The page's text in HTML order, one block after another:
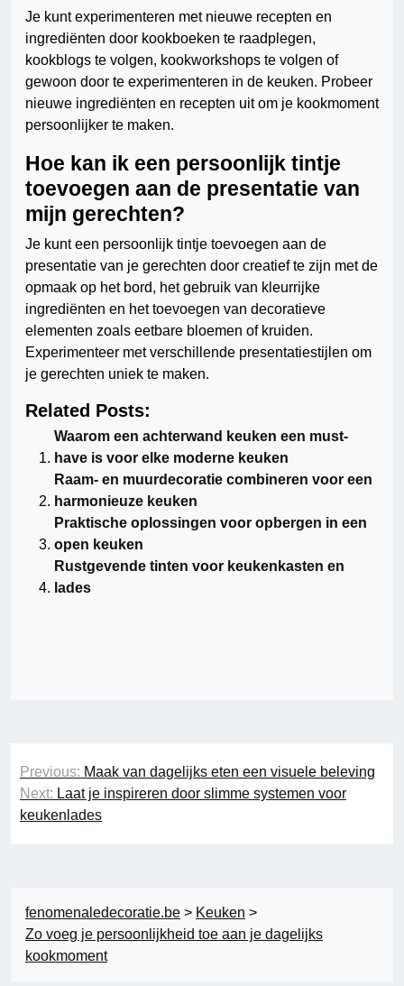
Je kunt experimenteren met nieuwe recepten en
ingrediënten door kookboeken te raadplegen,
kookblogs te volgen, kookworkshops te volgen of
gewoon door te experimenteren in de keuken. Probeer
nieuwe ingrediënten en recepten uit om je kookmoment
persoonlijker te maken.
Hoe kan ik een persoonlijk tintje
toevoegen aan de presentatie van
mijn gerechten?
Je kunt een persoonlijk tintje toevoegen aan de
presentatie van je gerechten door creatief te zijn met de
opmaak op het bord, het gebruik van kleurrijke
ingrediënten en het toevoegen van decoratieve
elementen zoals eetbare bloemen of kruiden.
Experimenteer met verschillende presentatiestijlen om
je gerechten uniek te maken.
Related Posts:
Waarom een achterwand keuken een must-
have is voor elke moderne keuken
Raam- en muurdecoratie combineren voor een
harmonieuze keuken
Praktische oplossingen voor opbergen in een
open keuken
Rustgevende tinten voor keukenkasten en
lades
Berichtnavigatie
Previous: Maak van dagelijks eten een visuele beleving
Next: Laat je inspireren door slimme systemen voor
keukenlades
fenomenaledecoratie.be > Keuken >
Zo voeg je persoonlijkheid toe aan je dagelijks
kookmoment